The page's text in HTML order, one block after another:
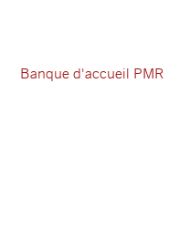
Banque d'accueil PMR